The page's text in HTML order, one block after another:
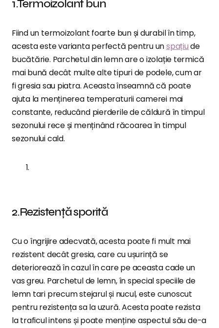
1.Termoizolant bun
Fiind un termoizolant foarte bun și durabil în timp,
acesta este varianta perfectă pentru unspațiude
bucătărie. Parchetul din lemn are o izolație termică
mai bună decât multe alte tipuri de podele, cum ar
fi gresia sau piatra. Aceasta înseamnă că poate
ajuta la menținerea temperaturii camerei mai
constante, reducând pierderile de căldură în timpul
sezonului rece și menținând răcoarea în timpul
sezonului cald.
2.Rezistență sporită
Cu o îngrijire adecvată, acesta poate fi mult mai
rezistent decât gresia, care cu ușurință se
deteriorează în cazul în care pe aceasta cade un
vas greu. Parchetul de lemn, în special speciile de
lemn tari precum stejarul și nucul, este cunoscut
pentru rezistența sa la uzură. Acesta poate rezista
la traficul intens și poate menține aspectul său de-a